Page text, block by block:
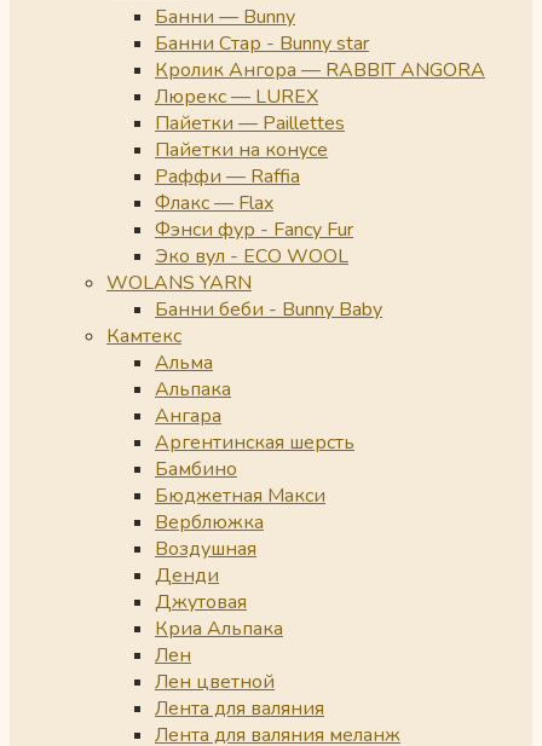
Банни — Bunny
Банни Стар - Bunny star
Кролик Ангора — RABBIT ANGORA
Люрекс — LUREX
Пайетки — Paillettes
Пайетки на конусе
Раффи — Raffia
Флакс — Flax
Фэнси фур - Fancy Fur
Эко вул - ECO WOOL
WOLANS YARN
Банни беби - Bunny Baby
Камтекс
Альма
Альпака
Ангара
Аргентинская шерсть
Бамбино
Бюджетная Макси
Верблюжка
Воздушная
Денди
Джутовая
Криа Альпака
Лен
Лен цветной
Лента для валяния
Лента для валяния меланж